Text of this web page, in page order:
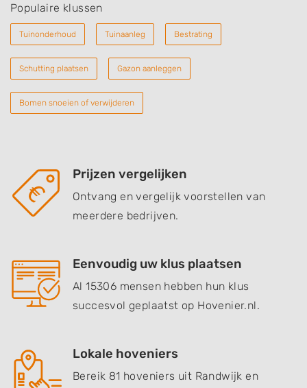
Populaire klussen
Tuinonderhoud Tuinaanleg Bestrating
Schutting plaatsen Gazon aanleggen
Bomen snoeien of verwijderen
Prijzen vergelijken
Ontvang en vergelijk voorstellen van
meerdere bedrijven.
Eenvoudig uw klus plaatsen
Al 15306 mensen hebben hun klus
succesvol geplaatst op Hovenier.nl.
Lokale hoveniers
Bereik 81 hoveniers uit Randwijk en